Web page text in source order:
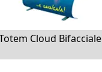
Cloud Bifacciale